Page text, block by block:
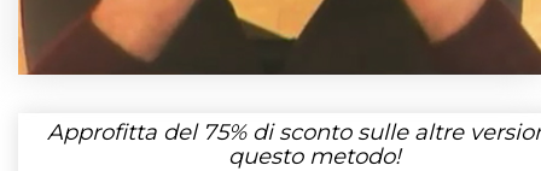
Approfitta del 75%di sconto sulle altre
questo metodo!